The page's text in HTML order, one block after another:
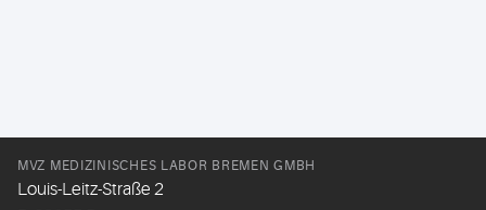
MVZ MEDIZINISCHES LABOR BREMEN GMBH
Louis-Leitz-Straße 2